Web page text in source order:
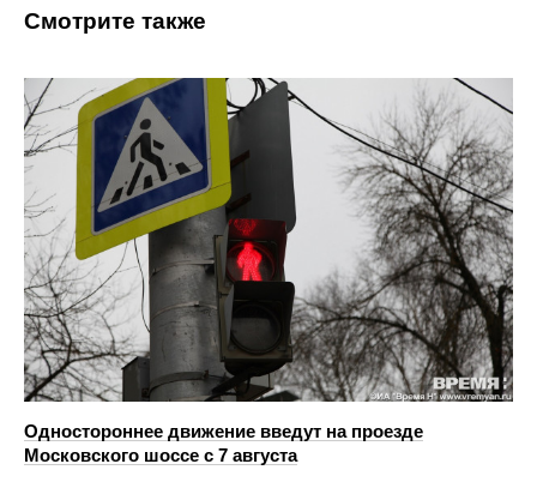
Смотрите также
Одностороннее движение введут на проезде
Московского шоссе с 7 августа